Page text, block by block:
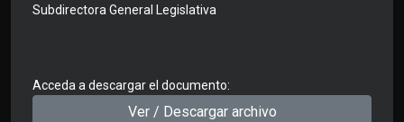
Subdirectora General Legislativa
Acceda a descargar el documento:
Ver / Descargar archivo